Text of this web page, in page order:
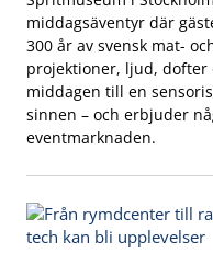
middagsäventyr där
300 år av svensk mat-
projektioner, ljud, dofter
middagen till en
sinnen – och erbjuder
eventmarknaden.